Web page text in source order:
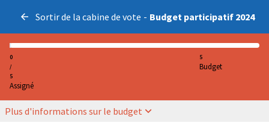
Sortir de la cabine de vote - Budget participatif 2024
0
/
5
Assigné
5
Budget
Plus d'informations sur le budget